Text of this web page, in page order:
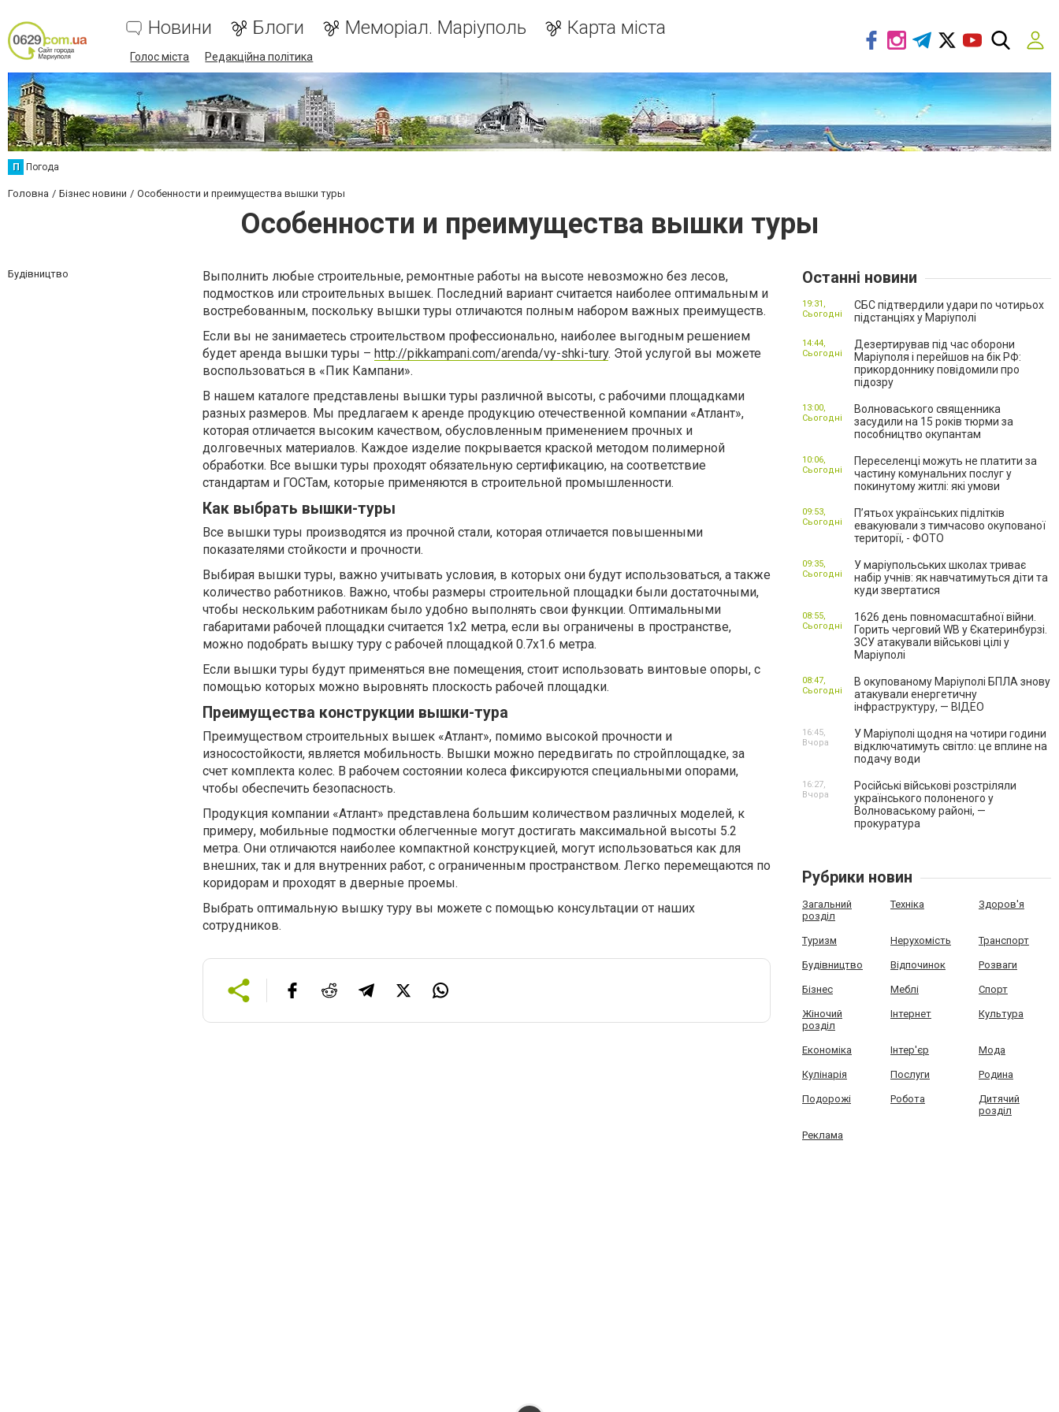
Новини Блоги Меморіал. Маріуполь Карта міста
Голос міста Редакційна політика
П Погода
Головна Бізнес новини Особенности и преимущества вышки туры
Особенности и преимущества вышки туры
Будівництво
Выполнить любые строительные, ремонтные работы на высоте невозможно без лесов,
подмостков или строительных вышек. Последний вариант считается наиболее оптимальным и
востребованным, поскольку вышки туры отличаются полным набором важных преимуществ.
Если вы не занимаетесь строительством профессионально, наиболее выгодным решением
будет аренда вышки туры – http://pikkampani.com/arenda/vy-shki-tury. Этой услугой вы можете
воспользоваться в «Пик Кампани».
В нашем каталоге представлены вышки туры различной высоты, с рабочими площадками
разных размеров. Мы предлагаем к аренде продукцию отечественной компании «Атлант»,
которая отличается высоким качеством, обусловленным применением прочных и
долговечных материалов. Каждое изделие покрывается краской методом полимерной
обработки. Все вышки туры проходят обязательную сертификацию, на соответствие
стандартам и ГОСТам, которые применяются в строительной промышленности.
Как выбрать вышки-туры
Все вышки туры производятся из прочной стали, которая отличается повышенными
показателями стойкости и прочности.
Выбирая вышки туры, важно учитывать условия, в которых они будут использоваться, а также
количество работников. Важно, чтобы размеры строительной площадки были достаточными,
чтобы нескольким работникам было удобно выполнять свои функции. Оптимальными
габаритами рабочей площадки считается 1х2 метра, если вы ограничены в пространстве,
можно подобрать вышку туру с рабочей площадкой 0.7х1.6 метра.
Если вышки туры будут применяться вне помещения, стоит использовать винтовые опоры, с
помощью которых можно выровнять плоскость рабочей площадки.
Преимущества конструкции вышки-тура
Преимуществом строительных вышек «Атлант», помимо высокой прочности и
износостойкости, является мобильность. Вышки можно передвигать по стройплощадке, за
счет комплекта колес. В рабочем состоянии колеса фиксируются специальными опорами,
чтобы обеспечить безопасность.
Продукция компании «Атлант» представлена большим количеством различных моделей, к
примеру, мобильные подмостки облегченные могут достигать максимальной высоты 5.2
метра. Они отличаются наиболее компактной конструкцией, могут использоваться как для
внешних, так и для внутренних работ, с ограниченным пространством. Легко перемещаются по
коридорам и проходят в дверные проемы.
Выбрать оптимальную вышку туру вы можете с помощью консультации от наших
сотрудников.
Останні новини
СБС підтвердили удари по чотирьох
підстанціях у Маріуполі
19:31,
Сьогодні
Дезертирував під час оборони
Маріуполя і перейшов на бік РФ:
прикордоннику повідомили про
підозру
14:44,
Сьогодні
Волноваського священника
засудили на 15 років тюрми за
пособництво окупантам
13:00,
Сьогодні
Переселенці можуть не платити за
частину комунальних послуг у
покинутому житлі: які умови
10:06,
Сьогодні
П’ятьох українських підлітків
евакуювали з тимчасово окупованої
території, - ФОТО
09:53,
Сьогодні
У маріупольських школах триває
набір учнів: як навчатимуться діти та
куди звертатися
09:35,
Сьогодні
1626 день повномасштабної війни.
Горить черговий WB у Єкатеринбурзі.
ЗСУ атакували військові цілі у
Маріуполі
08:55,
Сьогодні
В окупованому Маріуполі БПЛА знову
атакували енергетичну
інфраструктуру, — ВІДЕО
08:47,
Сьогодні
У Маріуполі щодня на чотири години
відключатимуть світло: це вплине на
подачу води
16:45,
Вчора
Російські військові розстріляли
українського полоненого у
Волноваському районі, —
прокуратура
16:27,
Вчора
Рубрики новин
Загальний
розділ
Техніка Здоров'я
Туризм Нерухомість Транспорт
Будівництво Відпочинок Розваги
Бізнес Меблі Спорт
Жіночий
розділ
Інтернет Культура
Економіка Інтер'єр Мода
Кулінарія Послуги Родина
Подорожі Робота
Дитячий
розділ
Реклама